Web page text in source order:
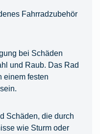
Fahrradzubehör
bei Schäden
und Raub. Das Rad
einem festen
Schäden, die durch
wie Sturm oder